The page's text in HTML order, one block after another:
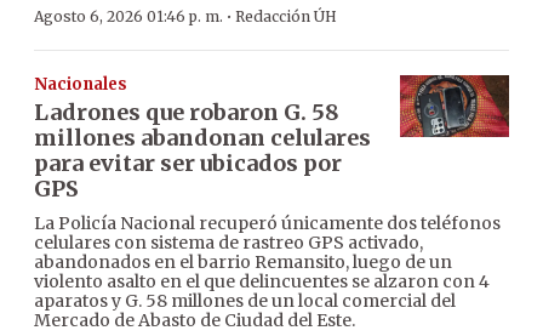
Agosto 6, 2026 01:46 p. m. · Redacción ÚH
Nacionales
Ladrones que robaron G. 58
millones abandonan celulares
para evitar ser ubicados por
GPS
La Policía Nacional recuperó únicamente dos teléfonos
celulares con sistema de rastreo GPS activado,
abandonados en el barrio Remansito, luego de un
violento asalto en el que delincuentes se alzaron con 4
aparatos y G. 58 millones de un local comercial del
Mercado de Abasto de Ciudad del Este.